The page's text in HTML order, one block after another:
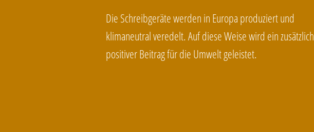
Die Schreibgeräte werden in Europa produziert und
klimaneutral veredelt. Auf diese Weise wird ein zusätzlich
positiver Beitrag für die Umwelt geleistet.